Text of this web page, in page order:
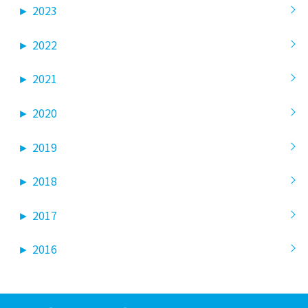
► 2023
► 2022
► 2021
► 2020
► 2019
► 2018
► 2017
► 2016